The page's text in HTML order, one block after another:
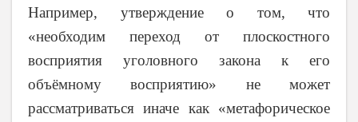
Например, утверждение о том, что
«необходим переход от плоскостного
восприятия уголовного закона к его
объёмному восприятию» не может
рассматриваться иначе как «метафорическое